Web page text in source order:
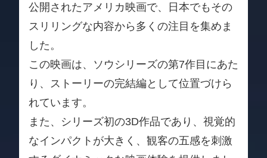
公開されたアメリカ映画で、日本でもその
スリリングな内容から多くの注目を集めま
した。
この映画は、ソウシリーズの第7作目にあた
り、ストーリーの完結編として位置づけら
れています。
また、シリーズ初の3D作品であり、視覚的
なインパクトが大きく、観客の五感を刺激